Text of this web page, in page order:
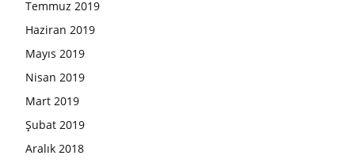
Temmuz 2019
Haziran 2019
Mayıs 2019
Nisan 2019
Mart 2019
Şubat 2019
Aralık 2018